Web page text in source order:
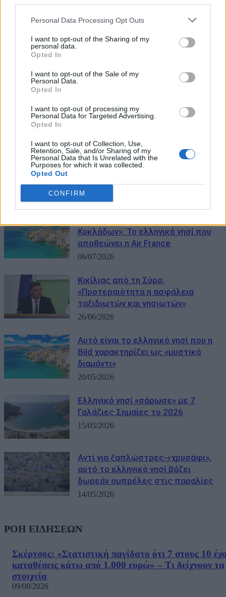
Personal Data Processing Opt Outs
I want to opt-out of the Sharing of my
personal data.
Opted In
I want to opt-out of the Sale of my
Personal Data.
Opted In
I want to opt-out of processing my
Personal Data for Targeted Advertising.
Opted In
I want to opt-out of Collection, Use,
Retention, Sale, and/or Sharing of my
Personal Data that Is Unrelated with the
Purposes for which it was collected.
Opted Out
CONFIRM
Expedia: Το ελληνικό νησί που
λίστας «2026 Island Hot List»
22/07/2026
Κυκλάδων»: Το ελληνικό νησί που
αποθεώνει η Air France
06/07/2026
Κικίλιας από τη Σύρο:
«Προτεραιότητα η ασφάλεια
ταξιδιωτών και νησιωτών»
26/06/2026
Αυτό είναι το ελληνικό νησί που η
Bild χαρακτηρίζει ως «μυστικό
διαμάντι»
20/05/2026
Ελληνικό νησί «σάρωσε» με 7
Γαλάζιες Σημαίες το 2026
15/05/2026
Αντί για ξαπλώστρες-«χρυσάφι»,
αυτό το ελληνικό νησί βάζει
δωρεάν ομπρέλες στις παραλίες
14/05/2026
ΡΟΗ ΕΙΔΗΣΕΩΝ
Σκέρτσος: «Στατιστική παγίδατο ότι 7 στους 10
καταθέσεις κάτω από 1.000 ευρώ» – Τι δείχνουν τα
στοιχεία
09/08/2026